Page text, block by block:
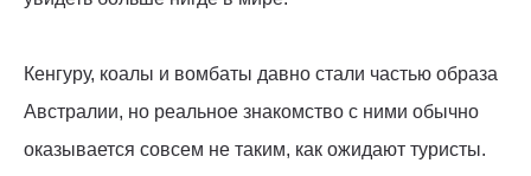
Кенгуру, коалы и вомбаты давно стали частью образа
Австралии, но реальное знакомство с ними обычно
оказывается совсем не таким, как ожидают туристы.